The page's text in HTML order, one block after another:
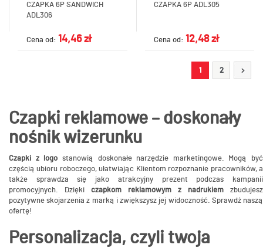
CZAPKA 6P SANDWICH
ADL306
Cena od: 14,46 zł
CZAPKA 6P ADL305
Cena od: 12,48 zł
1 2
Czapki reklamowe – doskonały
nośnik wizerunku
Czapki z logo stanowią doskonałe narzędzie marketingowe. Mogą być
częścią ubioru roboczego, ułatwiając Klientom rozpoznanie pracowników, a
także sprawdza się jako atrakcyjny prezent podczas kampanii
promocyjnych. Dzięki czapkom reklamowym z nadrukiem zbudujesz
pozytywne skojarzenia z marką i zwiększysz jej widoczność. Sprawdź naszą
ofertę!
Personalizacja, czyli twoja